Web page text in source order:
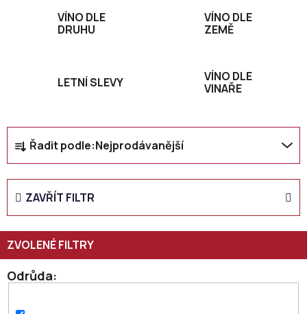
VÍNO DLE
DRUHU
VÍNO DLE
ZEMĚ
LETNÍ SLEVY
VÍNO DLE
VINAŘE
Ř
a
z
n
p
r
o
Řadit podle:Nejprodávanější
ZAVŘÍT FILTR
Odrůda